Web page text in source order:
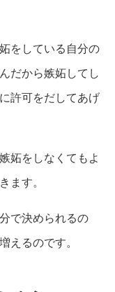
をしている自分の
だから嫉妬してし
許可をだしてあげ
妬をしなくてもよ
ます。
で決められるの
えるのです。